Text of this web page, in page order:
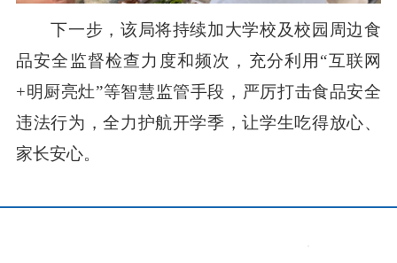
下一步，该局将持续加大学校及校园周边食
品安全监督检查力度和频次，充分利用“互联网
+明厨亮灶”等智慧监管手段，严厉打击食品安全
违法行为，全力护航开学季，让学生吃得放心、
家长安心。